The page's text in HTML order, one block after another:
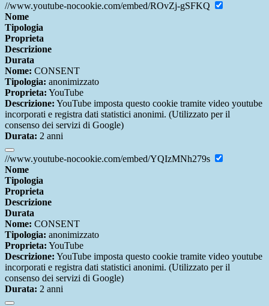
//www.youtube-nocookie.com/embed/ROvZj-gSFKQ
Nome
Tipologia
Proprieta
Descrizione
Durata
Nome: CONSENT
Tipologia: anonimizzato
Proprieta: YouTube
Descrizione: YouTube imposta questo cookie tramite video youtube
incorporati e registra dati statistici anonimi. (Utilizzato per il
consenso dei servizi di Google)
Durata: 2 anni
//www.youtube-nocookie.com/embed/YQIzMNh279s
Nome
Tipologia
Proprieta
Descrizione
Durata
Nome: CONSENT
Tipologia: anonimizzato
Proprieta: YouTube
Descrizione: YouTube imposta questo cookie tramite video youtube
incorporati e registra dati statistici anonimi. (Utilizzato per il
consenso dei servizi di Google)
Durata: 2 anni